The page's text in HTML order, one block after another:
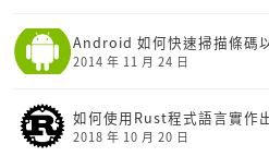
Android 如何快速掃描條碼
2014 年 11 月 24 日
如何使用Rust程式語言實作
2018 年 10 月 20 日